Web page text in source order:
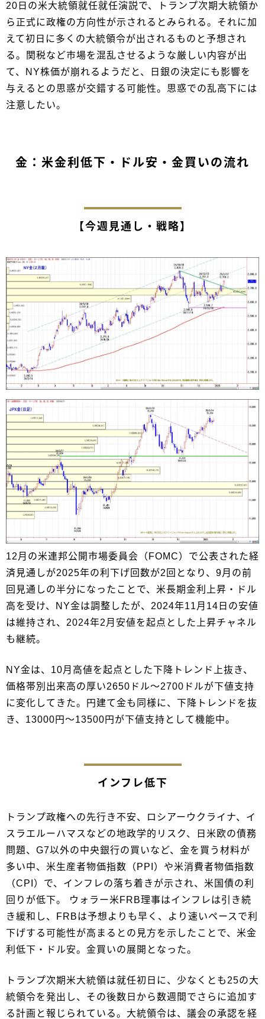
20日の米大統領就任就任演説で、トランプ次期大統領か
ら正式に政権の方向性が示されるとみられる。それに加
えて初日に多くの大統領令が出されるものと予想され
る。関税など市場を混乱させるような厳しい内容が出
て、NY株価が崩れるようだと、日銀の決定にも影響を
与えるとの思惑が交錯する可能性。思惑での乱高下には
注意したい。
金：米金利低下・ドル安・金買いの流れ
【今週見通し・戦略】
12月の米連邦公開市場委員会（FOMC）で公表された経
済見通しが2025年の利下げ回数が2回となり、9月の前
回見通しの半分になったことで、米長期金利上昇・ドル
高を受け、NY金は調整したが、2024年11月14日の安値
は維持され、2024年2月安値を起点とした上昇チャネル
も継続。
NY金は、10月高値を起点とした下降トレンド上抜き、
価格帯別出来高の厚い2650ドル～2700ドルが下値支持
に変化してきた。円建て金も同様に、下降トレンドを抜
き、13000円～13500円が下値支持として機能中。
インフレ低下
トランプ政権への先行き不安、ロシアーウクライナ、イ
スラエルーハマスなどの地政学的リスク、日米欧の債務
問題、G7以外の中央銀行の買いなど、金を買う材料が
多い中、米生産者物価指数（PPI）や米消費者物価指数
（CPI）で、インフレの落ち着きが示され、米国債の利
回りが低下。 ウォラー米FRB理事はインフレは引き続
き緩和し、FRBは予想よりも早く、より速いペースで利
下げする可能性が高まるとの見方を示したことで、米金
利低下・ドル安。金買いの展開となった。
トランプ次期米大統領は就任初日に、少なくとも25の大
統領令を発出し、その後数日から数週間でさらに追加す
る計画と報じられている。大統領令は、議会の承認を経